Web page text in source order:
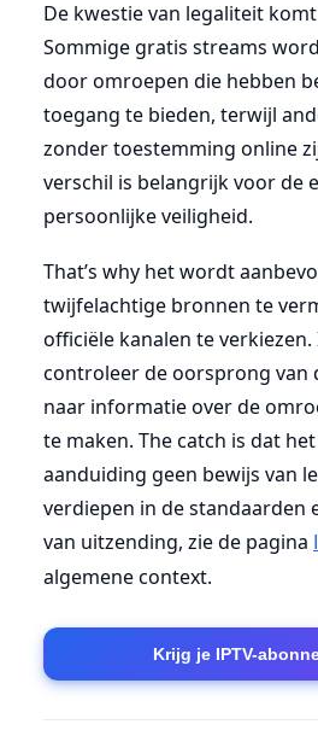
De kwestie van legaliteit
Sommige gratis streams
door omroepen die hebben
toegang te bieden, terwijl
zonder toestemming online
verschil is belangrijk voor de
persoonlijke veiligheid.
That’s why het wordt
twijfelachtige bronnen te
officiële kanalen te verkiezen.
controleer de oorsprong van
naar informatie over de
te maken. The catch is dat
aanduiding geen bewijs van
verdiepen in de standaarden
van uitzending, zie de pagina
algemene context.
Krijg je IPTV-